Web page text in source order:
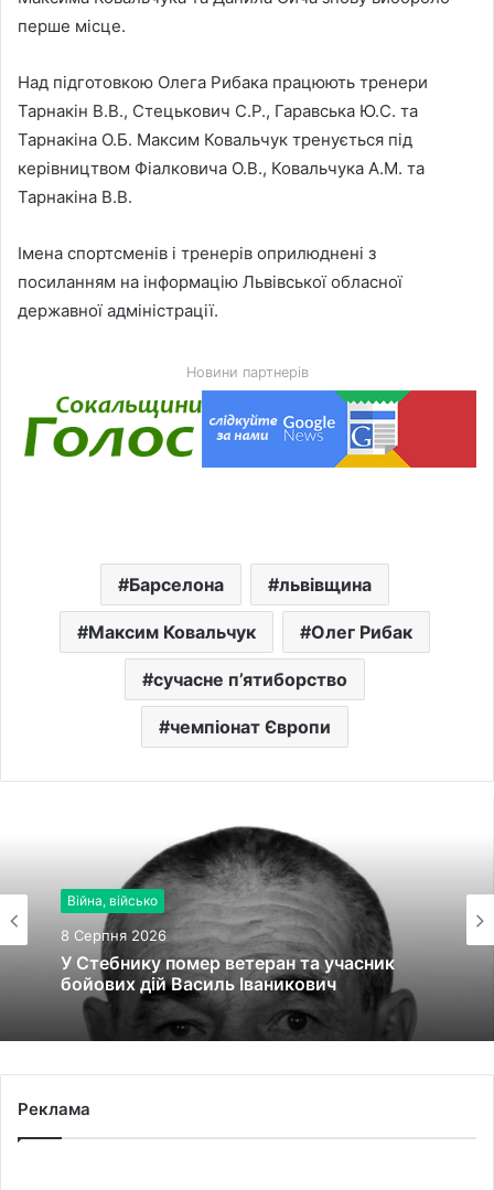
перше місце.
Над підготовкою Олега Рибака працюють тренери
Тарнакін В.В., Стецькович С.Р., Гаравська Ю.С. та
Тарнакіна О.Б. Максим Ковальчук тренується під
керівництвом Фіалковича О.В., Ковальчука А.М. та
Тарнакіна В.В.
Імена спортсменів і тренерів оприлюднені з
посиланням на інформацію Львівської обласної
державної адміністрації.
Новини партнерів
Барселона львівщина
Максим Ковальчук Олег Рибак
сучасне п’ятиборство
чемпіонат Європи
Війна, військо
8 Серпня 2026
У Стебнику помер ветеран та учасник
бойових дій Василь Іваникович
Реклама